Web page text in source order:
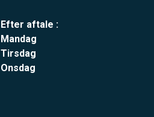
Efter aftale :
Mandag
Tirsdag
Onsdag